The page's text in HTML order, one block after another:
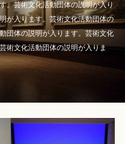
。芸術文化活動団体の説明が入り
が入ります。芸術文化活動団体の
団体の説明が入ります。芸術文化
術文化活動団体の説明が入りま